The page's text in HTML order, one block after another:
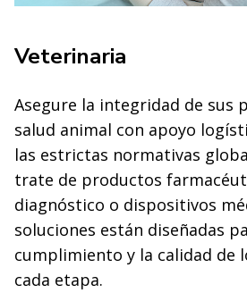
Veterinaria
Asegure la integridad de sus
salud animal con apoyo
las estrictas normativas
trate de productos
diagnóstico o dispositivos
soluciones están diseñadas
cumplimiento y la calidad de
cada etapa.